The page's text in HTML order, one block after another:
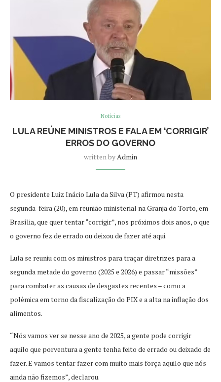
Notícias
LULA REÚNE MINISTROS E FALA EM ‘CORRIGIR’
ERROS DO GOVERNO
written byAdmin
O presidente Luiz Inácio Lula da Silva (PT) afirmou nesta
segunda-feira (20), em reunião ministerial na Granja do Torto, em
Brasília, que quer tentar “corrigir”, nos próximos dois anos, o que
o governo fez de errado ou deixou de fazer até aqui.
Lula se reuniu com os ministros para traçar diretrizes para a
segunda metade do governo (2025 e 2026) e passar “missões”
para combater as causas de desgastes recentes – como a
polêmica em torno da fiscalização do PIX e a alta na inflação dos
alimentos.
“Nós vamos ver se nesse ano de 2025, a gente pode corrigir
aquilo que porventura a gente tenha feito de errado ou deixado de
fazer. E vamos tentar fazer com muito mais força aquilo que nós
ainda não fizemos”, declarou.